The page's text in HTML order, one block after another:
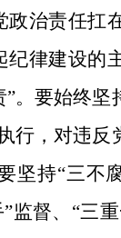
政治责任扛
律建设的
。要始终坚
行，对违反
坚持“三不
监督、“三